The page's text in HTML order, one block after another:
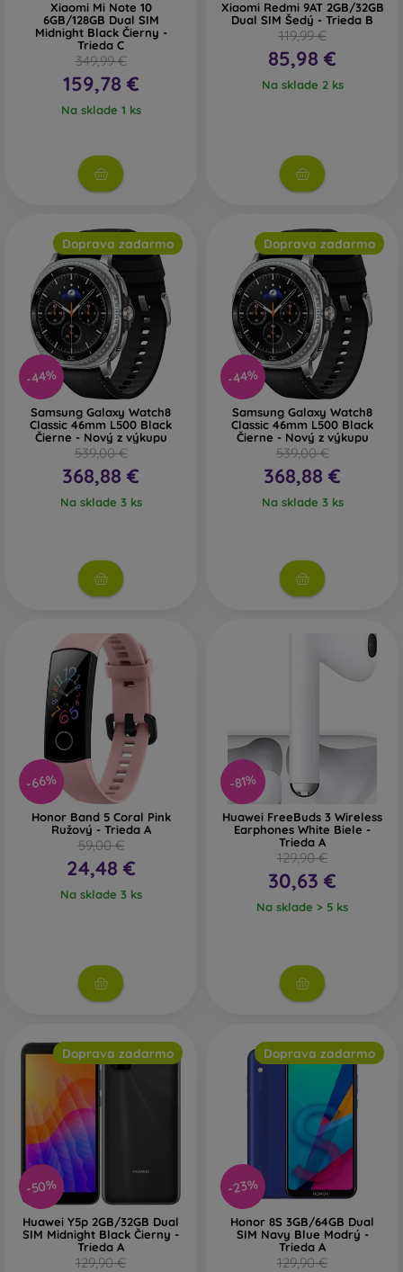
Xiaomi Mi Note 10
6GB/128GB Dual SIM
Midnight Black Čierny -
Trieda C
349,99 €
159,78 €
Na sklade 1 ks
Xiaomi Redmi 9AT 2GB/32GB
Dual SIM Šedý - Trieda B
119,99 €
85,98 €
Na sklade 2 ks
-44%
Doprava zadarmo
Samsung Galaxy Watch8
Classic 46mm L500 Black
Čierne - Nový z výkupu
539,00 €
368,88 €
Na sklade 3 ks
-44%
Doprava zadarmo
Samsung Galaxy Watch8
Classic 46mm L500 Black
Čierne - Nový z výkupu
539,00 €
368,88 €
Na sklade 3 ks
-66%
Honor Band 5 Coral Pink
Ružový - Trieda A
59,00 €
24,48 €
Na sklade 3 ks
-81%
Huawei FreeBuds 3 Wireless
Earphones White Biele -
Trieda A
129,90 €
30,63 €
Na sklade > 5 ks
-50%
Doprava zadarmo
Huawei Y5p 2GB/32GB Dual
SIM Midnight Black Čierny -
Trieda A
129,90 €
-23%
Doprava zadarmo
Honor 8S 3GB/64GB Dual
SIM Navy Blue Modrý -
Trieda A
129,90 €